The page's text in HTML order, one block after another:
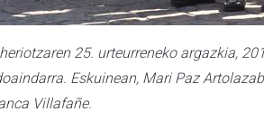
25. urteurreneko argazkia,
Eskuinean, Mari Paz
Villafañe.